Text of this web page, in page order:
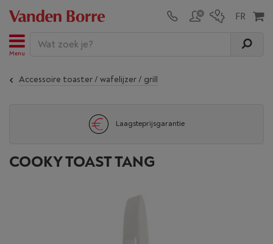
Menu
Accessoire toaster / wafelijzer / grill
Laagsteprijsgarantie
COOKY TOAST TANG